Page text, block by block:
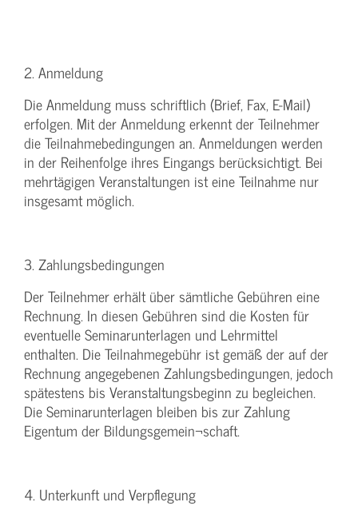
2. Anmeldung
Die Anmeldung muss schriftlich (Brief, Fax, E-Mail)
erfolgen. Mit der Anmeldung erkennt der Teilnehmer
die Teilnahmebedingungen an. Anmeldungen werden
in der Reihenfolge ihres Eingangs berücksichtigt. Bei
mehrtägigen Veranstaltungen ist eine Teilnahme nur
insgesamt möglich.
3. Zahlungsbedingungen
Der Teilnehmer erhält über sämtliche Gebühren eine
Rechnung. In diesen Gebühren sind die Kosten für
eventuelle Seminarunterlagen und Lehrmittel
enthalten. Die Teilnahmegebühr ist gemäß der auf der
Rechnung angegebenen Zahlungsbedingungen, jedoch
spätestens bis Veranstaltungsbeginn zu begleichen.
Die Seminarunterlagen bleiben bis zur Zahlung
Eigentum der Bildungsgemein¬schaft.
4. Unterkunft und Verpflegung